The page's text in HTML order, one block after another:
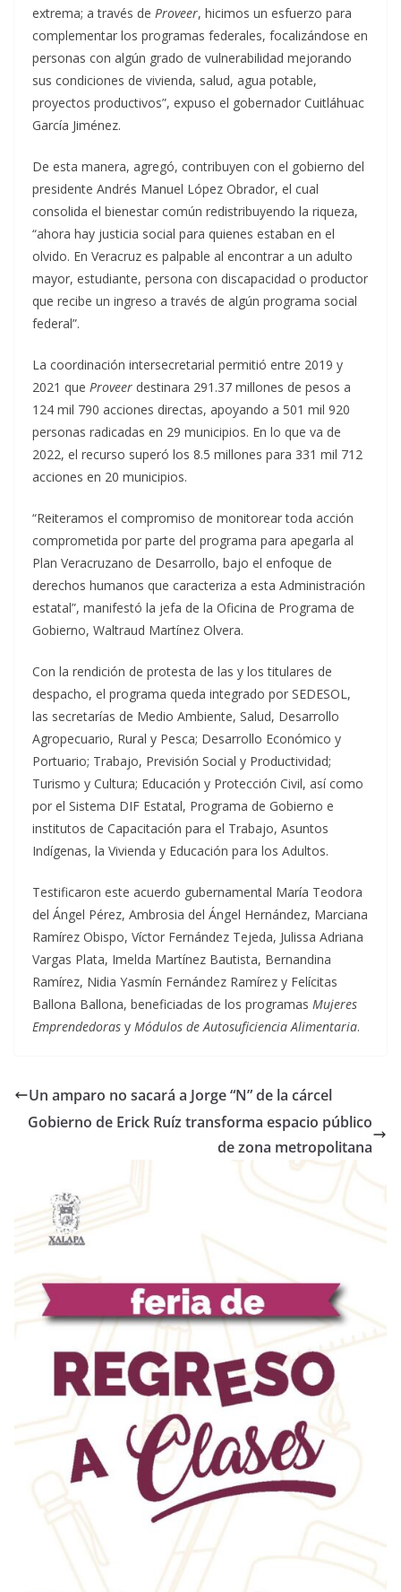
extrema; a través de Proveer, hicimos un esfuerzo para
complementar los programas federales, focalizándose en
personas con algún grado de vulnerabilidad mejorando
sus condiciones de vivienda, salud, agua potable,
proyectos productivos”, expuso el gobernador Cuitláhuac
García Jiménez.
De esta manera, agregó, contribuyen con el gobierno del
presidente Andrés Manuel López Obrador, el cual
consolida el bienestar común redistribuyendo la riqueza,
“ahora hay justicia social para quienes estaban en el
olvido. En Veracruz es palpable al encontrar a un adulto
mayor, estudiante, persona con discapacidad o productor
que recibe un ingreso a través de algún programa social
federal”.
La coordinación intersecretarial permitió entre 2019 y
2021 que Proveer destinara 291.37 millones de pesos a
124 mil 790 acciones directas, apoyando a 501 mil 920
personas radicadas en 29 municipios. En lo que va de
2022, el recurso superó los 8.5 millones para 331 mil 712
acciones en 20 municipios.
“Reiteramos el compromiso de monitorear toda acción
comprometida por parte del programa para apegarla al
Plan Veracruzano de Desarrollo, bajo el enfoque de
derechos humanos que caracteriza a esta Administración
estatal”, manifestó la jefa de la Oficina de Programa de
Gobierno, Waltraud Martínez Olvera.
Con la rendición de protesta de las y los titulares de
despacho, el programa queda integrado por SEDESOL,
las secretarías de Medio Ambiente, Salud, Desarrollo
Agropecuario, Rural y Pesca; Desarrollo Económico y
Portuario; Trabajo, Previsión Social y Productividad;
Turismo y Cultura; Educación y Protección Civil, así como
por el Sistema DIF Estatal, Programa de Gobierno e
institutos de Capacitación para el Trabajo, Asuntos
Indígenas, la Vivienda y Educación para los Adultos.
Testificaron este acuerdo gubernamental María Teodora
del Ángel Pérez, Ambrosia del Ángel Hernández, Marciana
Ramírez Obispo, Víctor Fernández Tejeda, Julissa Adriana
Vargas Plata, Imelda Martínez Bautista, Bernandina
Ramírez, Nidia Yasmín Fernández Ramírez y Felícitas
Ballona Ballona, beneficiadas de los programas Mujeres
Emprendedoras y Módulos de Autosuficiencia Alimentaria.
Un amparo no sacará a Jorge “N” de la cárcel
Gobierno de Erick Ruíz transforma espacio público
de zona metropolitana